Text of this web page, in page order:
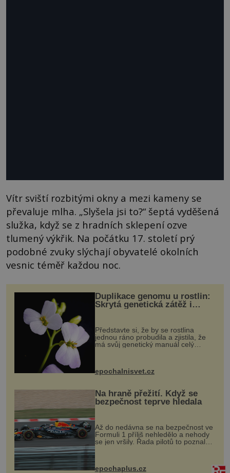
Vítr sviští rozbitými okny a mezi kameny se
převaluje mlha. „Slyšela jsi to?“ šeptá vyděšená
služka, když se z hradních sklepení ozve
tlumený výkřik. Na počátku 17. století prý
podobné zvuky slýchají obyvatelé okolních
vesnic téměř každou noc.
Duplikace genomu u rostlin:
Skrytá genetická zátěž i
Představte si, že by se rostlina
jednou ráno probudila a zjistila, že
má svůj genetický manuál celý
vstupenka...
epochalnisvet.cz
Na hraně přežití. Když se
bezpečnost teprve hledala
Až do nedávna se na bezpečnost ve
Formuli 1 příliš nehledělo a nehody
se jen vršily. Řada pilotů to poznala
na vlastní kůži, často s trvalými
následky nebo bohužel i ztrátou
života. Dnes nepochopiteln...
epochaplus.cz